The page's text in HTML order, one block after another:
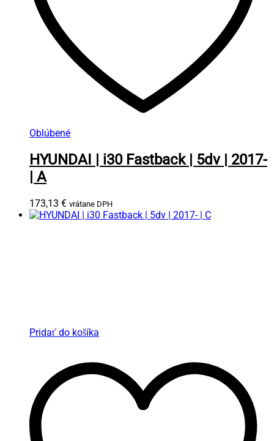
Oblúbené
HYUNDAI | i30 Fastback | 5dv | 2017-
| A
173,13 € vrátane DPH
Pridať do košíka